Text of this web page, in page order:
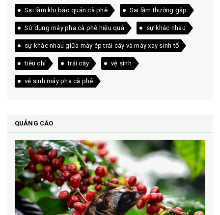
Sai lầm khi bảo quản cà phê Sai lầm thường gặp
Sử dụng máy pha cà phê hiệu quả sự khác nhau
sự khác nhau giữa máy ép trái cây và máy xay sinh tố
tiêu chí trái cây vệ sinh
vệ sinh máy pha cà phê
QUẢNG CÁO